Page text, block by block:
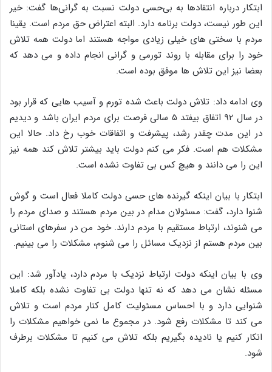
ابتکار درباره انتقادها به بی‌حسی دولت نسبت به گرانی‌ها گفت: خیر
این طور نیست، دولت برنامه دارد. البته اعتراض حق مردم است. یقینا
مردم با سختی های خیلی زیادی مواجه هستند اما دولت همه تلاش
خود را برای مقابله با روند تورمی و گرانی انجام داده و می دهد که
بعضا نیز این تلاش ها موفق بوده است.
وی ادامه داد: تلاش دولت باعث شده تورم و آسیب هایی که قرار بود
در سال ۹۲ اتفاق بیفتد ۵ سالی فرصت برای مردم ایران باشد و دیدیم
در این مدت چقدر رشد، پیشرفت و اتفاقات خوب رخ داد. حالا این
مشکلات هم است. فکر می کنم دولت باید بیشتر تلاش کند همه نیز
این را می دانند و هیچ کس بی تفاوت نشده است.
ابتکار با بیان اینکه گیرنده های حسی دولت کاملا فعال است و گوش
شنوا دارد، گفت: مسئولان مدام در بین مردم هستند و صدای مردم را
می شنوند، ارتباط مستقیم با مردم دارند. خود من در سفرهای استانی
بین مردم هستم از نزدیک مسائل را می شنوم، مشکلات را می بینیم.
وی با بیان اینکه دولت ارتباط نزدیک با مردم دارد، یادآور شد: این
مسئله نشان می دهد که نه تنها دولت بی تفاوت نشده بلکه کاملا
شنوایی دارد و با احساس مسئولیت کامل کنار مردم است و تلاش
می کند تا مشکلات رفع شود. در مجموع ما نمی خواهیم مشکلات را
انکار کنیم یا نادیده بگیریم بلکه تلاش می کنیم تا مشکلات برطرف
شود.